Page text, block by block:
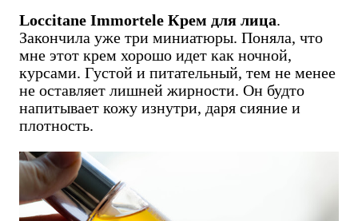
Loccitane Immortele Крем для лица.
Закончила уже три миниатюры. Поняла, что
мне этот крем хорошо идет как ночной,
курсами. Густой и питательный, тем не менее
не оставляет лишней жирности. Он будто
напитывает кожу изнутри, даря сияние и
плотность.